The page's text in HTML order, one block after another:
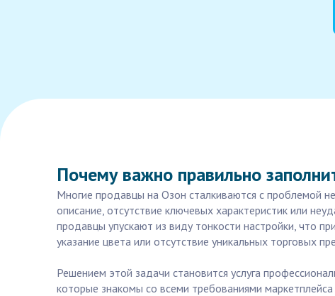
Почему важно правильно
Многие продавцы на Озон сталкиваются с проблемой
описание, отсутствие ключевых характеристик или
продавцы упускают из виду тонкости настройки, что
указание цвета или отсутствие уникальных торговых
Решением этой задачи становится услуга
которые знакомы со всеми требованиями